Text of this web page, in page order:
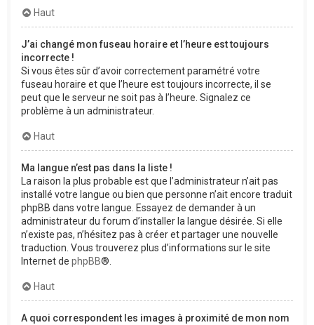
Haut
J’ai changé mon fuseau horaire et l’heure est toujours
incorrecte !
Si vous êtes sûr d’avoir correctement paramétré votre
fuseau horaire et que l’heure est toujours incorrecte, il se
peut que le serveur ne soit pas à l’heure. Signalez ce
problème à un administrateur.
Haut
Ma langue n’est pas dans la liste !
La raison la plus probable est que l’administrateur n’ait pas
installé votre langue ou bien que personne n’ait encore traduit
phpBB dans votre langue. Essayez de demander à un
administrateur du forum d’installer la langue désirée. Si elle
n’existe pas, n’hésitez pas à créer et partager une nouvelle
traduction. Vous trouverez plus d’informations sur le site
Internet de phpBB®.
Haut
A quoi correspondent les images à proximité de mon nom